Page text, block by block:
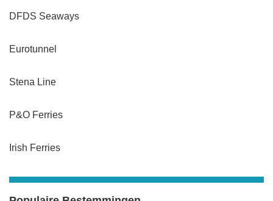
DFDS Seaways
Eurotunnel
Stena Line
P&O Ferries
Irish Ferries